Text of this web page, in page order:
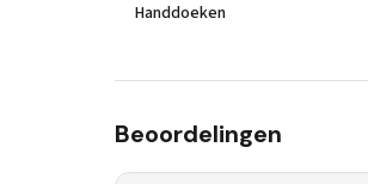
Handdoeken
Beoordelingen